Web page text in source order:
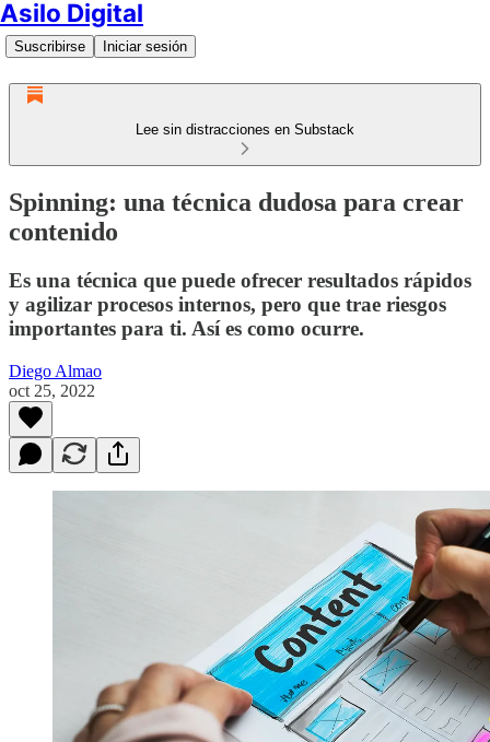
Asilo Digital
Suscribirse Iniciar sesión
Lee sin distracciones en Substack
Spinning: una técnica dudosa para crear
contenido
Es una técnica que puede ofrecer resultados rápidos
y agilizar procesos internos, pero que trae riesgos
importantes para ti. Así es como ocurre.
Diego Almao
oct 25, 2022